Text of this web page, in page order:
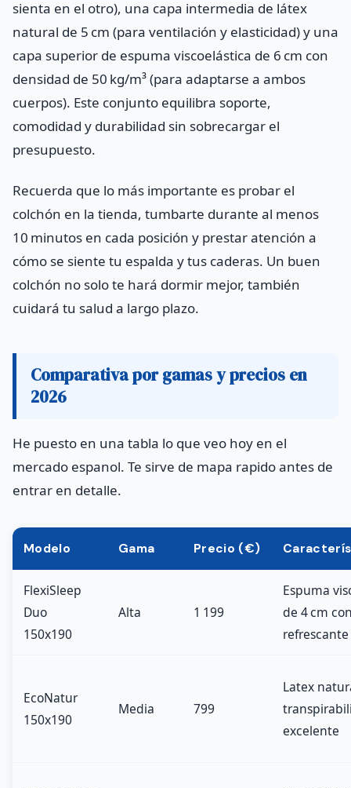
sienta en el otro), una capa intermedia de látex
natural de 5 cm (para ventilación y elasticidad) y una
capa superior de espuma viscoelástica de 6 cm con
densidad de 50 kg/m³ (para adaptarse a ambos
cuerpos). Este conjunto equilibra soporte,
comodidad y durabilidad sin sobrecargar el
presupuesto.
Recuerda que lo más importante es probar el
colchón en la tienda, tumbarte durante al menos
10 minutos en cada posición y prestar atención a
cómo se siente tu espalda y tus caderas. Un buen
colchón no solo te hará dormir mejor, también
cuidará tu salud a largo plazo.
Comparativa por gamas y precios en
2026
He puesto en una tabla lo que veo hoy en el
mercado espanol. Te sirve de mapa rapido antes de
entrar en detalle.
Modelo Gama Precio (€)
FlexiSleep
Duo
150x190
Alta 1 199
Espuma
de 4 cm
refrescante
EcoNatur
150x190
Media 799
Latex
excelente